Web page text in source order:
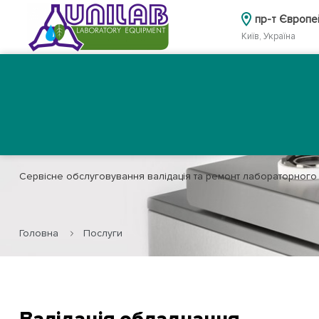
пр-т
Київ, Україна
Сервісне обслуговування валідація та ремонт
Головна Послуги